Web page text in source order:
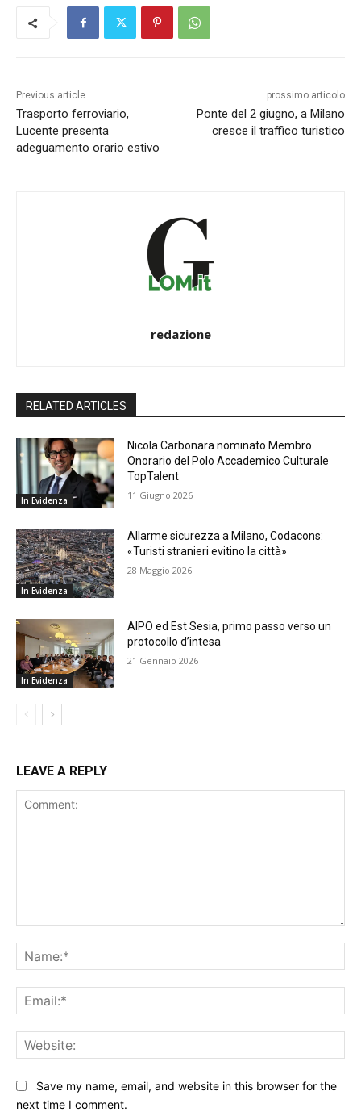
Previous article
Trasporto ferroviario,
Lucente presenta
adeguamento orario estivo
prossimo articolo
Ponte del 2 giugno, a Milano
cresce il traffico turistico
redazione
RELATED ARTICLES
In Evidenza
Nicola Carbonara nominato Membro
Onorario del Polo Accademico Culturale
TopTalent
11 Giugno 2026
In Evidenza
Allarme sicurezza a Milano, Codacons:
«Turisti stranieri evitino la città»
28 Maggio 2026
In Evidenza
AIPO ed Est Sesia, primo passo verso un
protocollo d’intesa
21 Gennaio 2026
LEAVE A REPLY
Save my name, email, and website in this browser for the
next time I comment.